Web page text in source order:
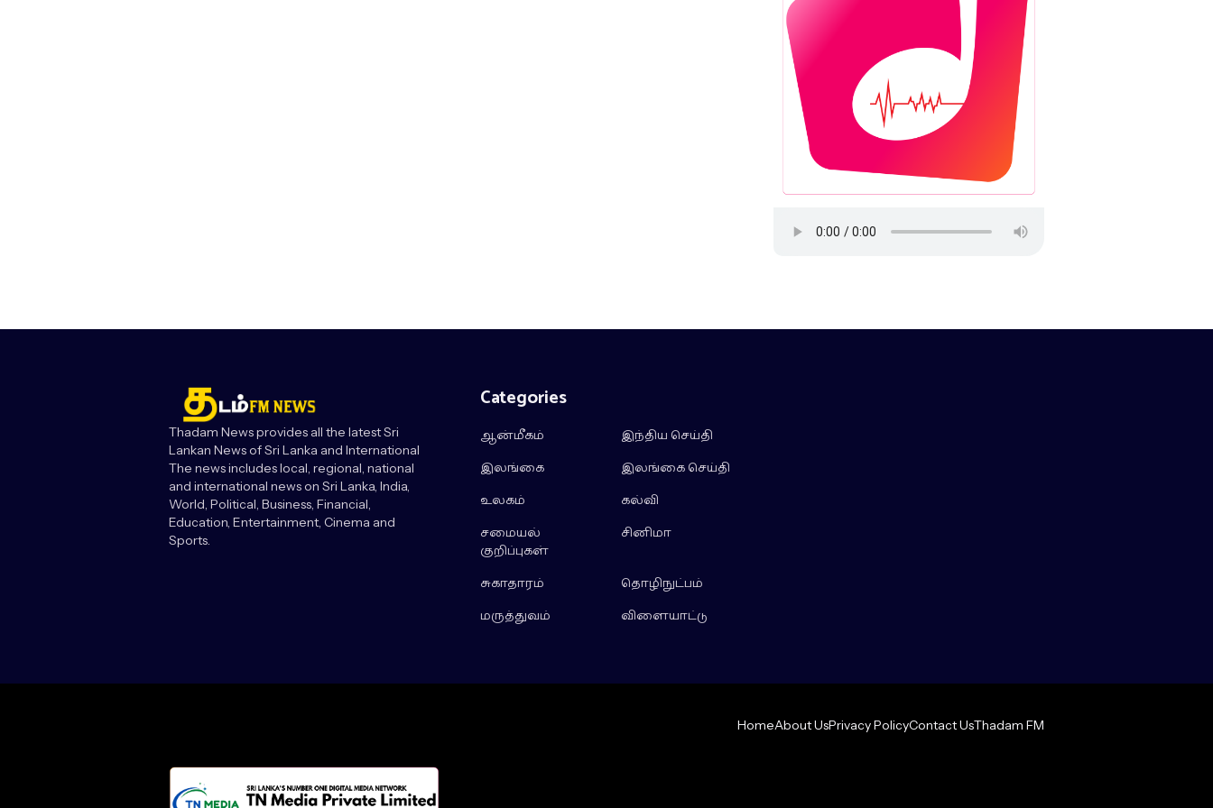
Thadam News provides all the latest Sri
Lankan News of Sri Lanka and International
The news includes local, regional, national
and international news on Sri Lanka, India,
World, Political, Business, Financial,
Education, Entertainment, Cinema and
Sports.
Categories
ஆன்மீகம்
இந்திய செய்தி
இலங்கை
இலங்கை செய்தி
உலகம்
கல்வி
சமையல்
குறிப்புகள்
சினிமா
சுகாதாரம்
தொழிநுட்பம்
மருத்துவம்
விளையாட்டு
HomeAbout UsPrivacy PolicyContact UsThadam FM